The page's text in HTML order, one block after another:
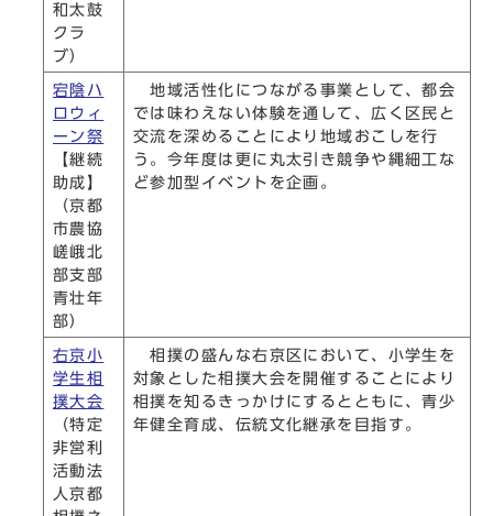
和太鼓
クラ
ブ）
宕陰ハ
ロウィ
ーン祭
【継続
助成】
（京都
市農協
嵯峨北
部支部
青壮年
部）
地域活性化につながる事業として、都会
では味わえない体験を通して、広く区民と
交流を深めることにより地域おこしを行
う。今年度は更に丸太引き競争や縄細工な
ど参加型イベントを企画。
右京小
学生相
撲大会
（特定
非営利
活動法
人京都
相撲の盛んな右京区において、小学生を
対象とした相撲大会を開催することにより
相撲を知るきっかけにするとともに、青少
年健全育成、伝統文化継承を目指す。